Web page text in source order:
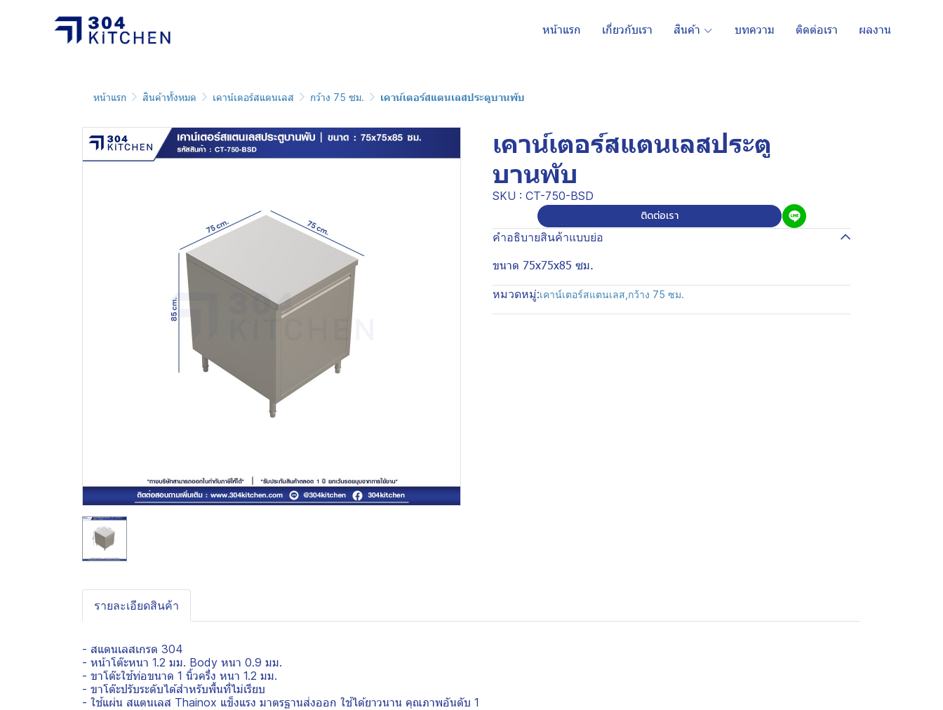
หน้าแรก เกี่ยวกับเรา สินค้า บทความ ติดต่อเรา ผลงาน
หน้าแรก สินค้าทั้งหมด เคาน์เตอร์สแตนเลส กว้าง 75 ซม. เคาน์เตอร์สแตนเลสประตูบานพับ
เคาน์เตอร์สแตนเลสประตู
บานพับ
SKU : CT-750-BSD
ติดต่อเรา
คำอธิบายสินค้าแบบย่อ
ขนาด 75x75x85 ซม.
หมวดหมู่:เคาน์เตอร์สแตนเลส กว้าง 75 ซม.
รายละเอียดสินค้า
- สแตนเลสเกรด 304
- หน้าโต๊ะหนา 1.2 มม. Body หนา 0.9 มม.
- ขาโต๊ะใช้ท่อขนาด 1 นิ้วครึ่ง หนา 1.2 มม.
- ขาโต๊ะปรับระดับได้สำหรับพื้นที่ไม่เรียบ
- ใช้แผ่น สแตนเลส Thainox แข็งแรง มาตรฐานส่งออก ใช้ได้ยาวนาน คุณภาพอันดับ 1